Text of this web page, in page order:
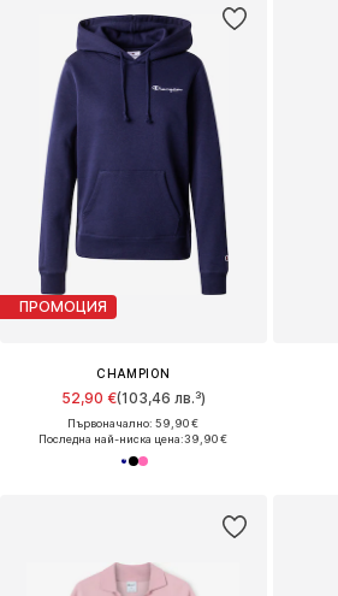
ПРОМОЦИЯ
CHAMPION
52,90 €(103,46 лв.³)
Първоначално: 59,90 €
Последна най-ниска цена:39,90 €